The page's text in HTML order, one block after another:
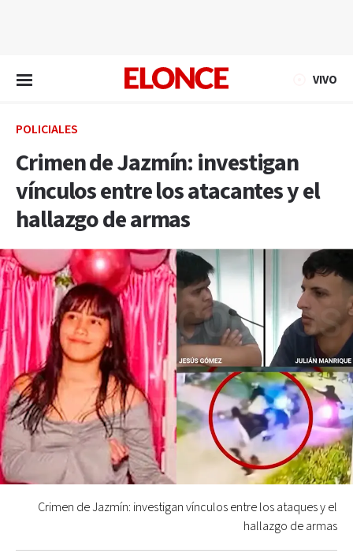
VIVO
POLICIALES
Crimen de Jazmín: investigan
vínculos entre los atacantes y el
hallazgo de armas
Crimen de Jazmín: investigan vínculos entre los ataques y el
hallazgo de armas